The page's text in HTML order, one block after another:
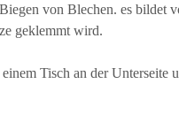
von Blechen. es bildet
geklemmt wird.
Tisch an der Unterseite